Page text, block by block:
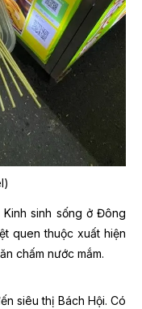
sinh sống ở Đông
quen thuộc xuất hiện
chấm nước mắm.
siêu thị Bách Hội. Có